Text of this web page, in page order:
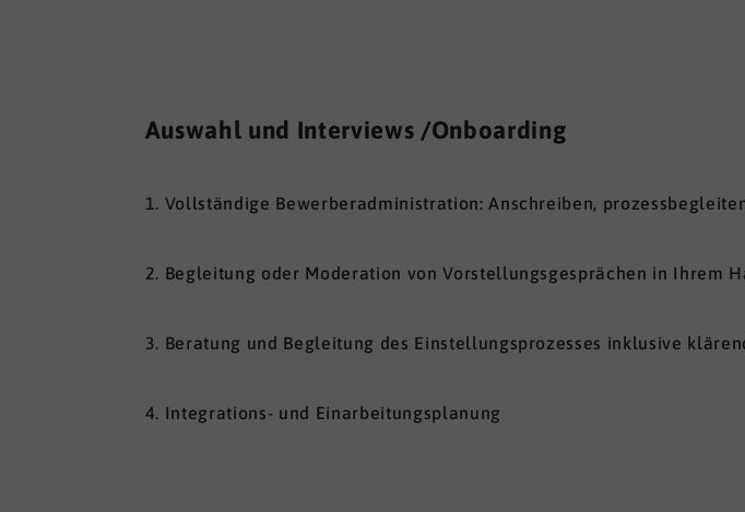
Auswahl und Interviews /Onboarding
1. Vollständige Bewerberadministration: Anschreiben,
2. Begleitung oder Moderation von Vorstellungsgesprächen in Ihrem
3. Beratung und Begleitung des Einstellungsprozesses inklusive
4. Integrations- und Einarbeitungsplanung